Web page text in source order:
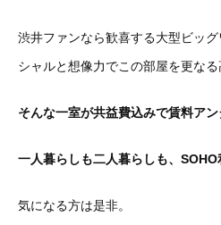
渋井ファンなら歓喜する大型ビッ
シャルと想像力でこの部屋を更なる
そんな一室が共益費込みで賃料アン
一人暮らしも二人暮らしも、SOHO
気になる方は是非。